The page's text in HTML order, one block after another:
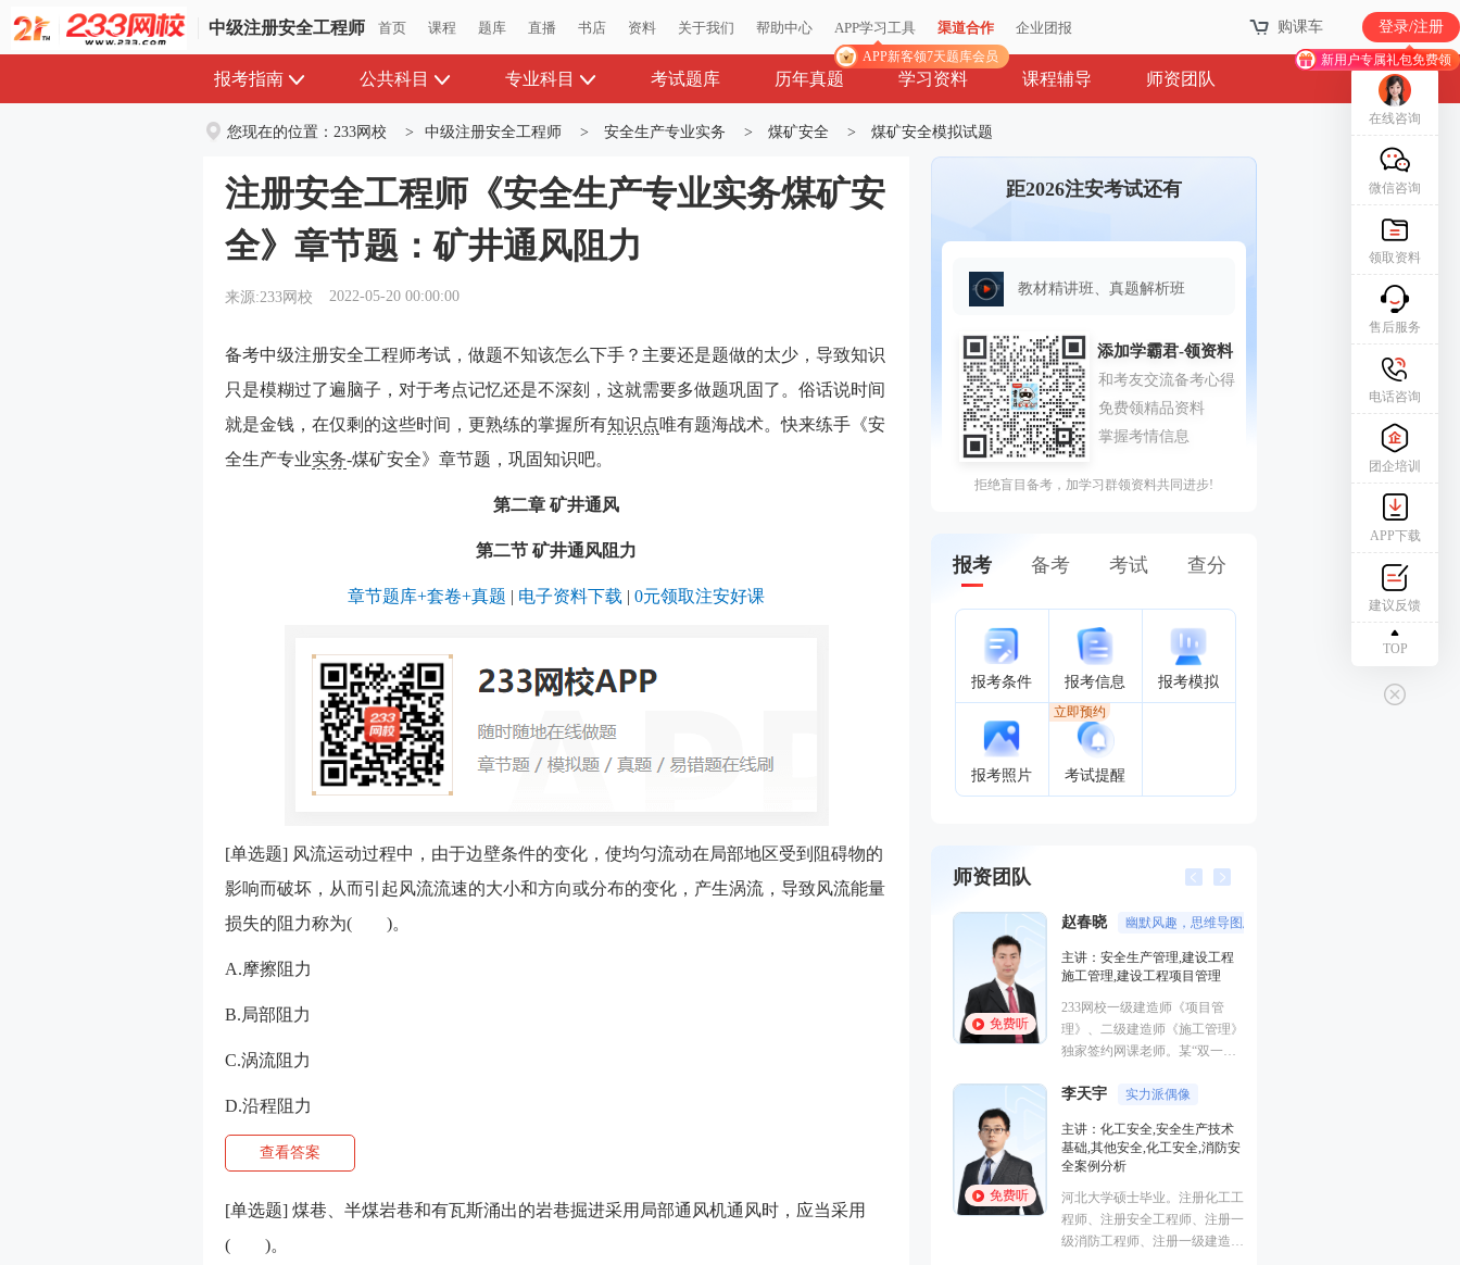
中级注册安全工程师 首页 课程 题库 直播 书店 资料 关于我们 帮助中心 APP学习工具
APP新客领7天题库会员
渠道合作 企业团报 购课车 登录/注册
新用户专属礼包免费领
报考指南 公共科目 专业科目 考试题库 历年真题 学习资料 课程辅导 师资团队
您现在的位置： 233网校 > 中级注册安全工程师 > 安全生产专业实务 > 煤矿安全 > 煤矿安全模拟试题
注册安全工程师《安全生产专业实务煤矿安
全》章节题：矿井通风阻力
来源:233网校 2022-05-20 00:00:00
备考中级注册安全工程师考试，做题不知该怎么下手？主要还是题做的太少，导致知识
只是模糊过了遍脑子，对于考点记忆还是不深刻，这就需要多做题巩固了。俗话说时间
就是金钱，在仅剩的这些时间，更熟练的掌握所有知识点唯有题海战术。快来练手《安
全生产专业实务-煤矿安全》章节题，巩固知识吧。
第二章 矿井通风
第二节 矿井通风阻力
章节题库+套卷+真题 | 电子资料下载 | 0元领取注安好课
[单选题] 风流运动过程中，由于边壁条件的变化，使均匀流动在局部地区受到阻碍物的
影响而破坏，从而引起风流流速的大小和方向或分布的变化，产生涡流，导致风流能量
损失的阻力称为( )。
A.摩擦阻力
B.局部阻力
C.涡流阻力
D.沿程阻力
查看答案
[单选题] 煤巷、半煤岩巷和有瓦斯涌出的岩巷掘进采用局部通风机通风时，应当采用
( )。
距2026注安考试还有
教材精讲班、真题解析班
拒绝盲目备考，加学习群领资料共同进步!
报考 备考 考试 查分
报考条件 报考信息 报考模拟
报考照片 考试提醒
立即预约
师资团队
免费听
赵春晓 幽默风趣，思维导图总结精彩，考点层次分明。
主讲：安全生产管理,建设工程
施工管理,建设工程项目管理
233网校一级建造师《项目管
理》、二级建造师《施工管理》
独家签约网课老师。某“双一
国家一级注册建造师、造价师。
免费听
李天宇 实力派偶像
主讲：化工安全,安全生产技术
基础,其他安全,化工安全,消防安
全案例分析
河北大学硕士毕业。注册化工工
程师、注册安全工程师、注册一
级消防工程师、注册一级建造
在线咨询
微信咨询
领取资料
售后服务
电话咨询
团企培训
APP下载
建议反馈
TOP